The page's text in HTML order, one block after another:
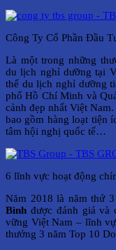
Công Ty Cổ Phần Đầu
Là một trong những
du lịch nghỉ dưỡng tại
thể du lịch nghỉ dưỡng
phố Hồ Chí Minh và
cảnh đẹp nhất Việt
bao gồm hàng loạt tiện
tâm hội nghị quốc tế…
6 lĩnh vực hoạt động
Năm 2018 là năm thứ
Bình được đánh giá và
vững Việt Nam – lĩnh
thưởng 3 năm Top 10